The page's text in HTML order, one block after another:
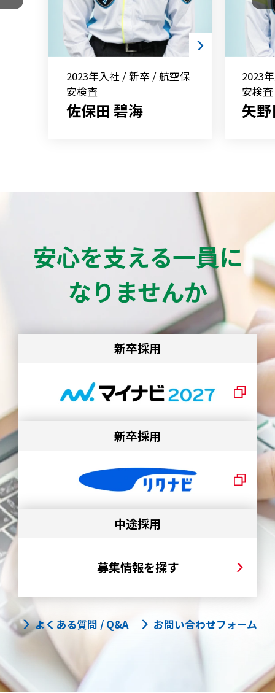
2023年入社 / 新卒 / 航空保
安検査
佐保田 碧海
2023
安検査
矢
安心を支える一員に
なりませんか
新卒採用
新卒採用
中途採用
募集情報を探す
よくある質問 / Q&A お問い合わせフォーム